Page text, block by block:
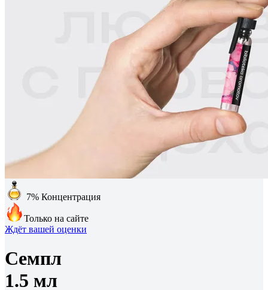
7% Концентрация
Только на сайте
Ждёт вашей оценки
Семпл
1.5 мл